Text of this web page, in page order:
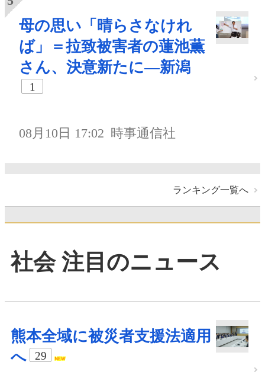
母の思い「晴らさなけれ
ば」＝拉致被害者の蓮池薫
さん、決意新たに―新潟
1
08月10日 17:02 時事通信社
ランキング一覧へ
社会 注目のニュース
熊本全域に被災者支援法適用
へ
29